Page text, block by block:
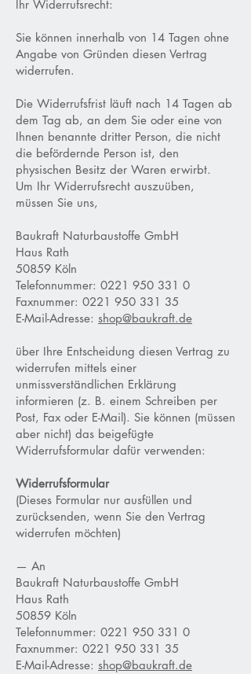
Ihr Widerrufsrecht:
Sie können innerhalb von 14 Tagen ohne
Angabe von Gründen diesen Vertrag
widerrufen.
Die Widerrufsfrist läuft nach 14 Tagen ab
dem Tag ab, an dem Sie oder eine von
Ihnen benannte dritter Person, die nicht
die befördernde Person ist, den
physischen Besitz der Waren erwirbt.
Um Ihr Widerrufsrecht auszuüben,
müssen Sie uns,
Baukraft Naturbaustoffe GmbH
Haus Rath
50859 Köln
Telefonnummer: 0221 950 331 0
Faxnummer: 0221 950 331 35
E-Mail-Adresse: shop@baukraft.de
über Ihre Entscheidung diesen Vertrag zu
widerrufen mittels einer
unmissverständlichen Erklärung
informieren (z. B. einem Schreiben per
Post, Fax oder E-Mail). Sie können (müssen
aber nicht) das beigefügte
Widerrufsformular dafür verwenden:
Widerrufsformular
(Dieses Formular nur ausfüllen und
zurücksenden, wenn Sie den Vertrag
widerrufen möchten)
— An
Baukraft Naturbaustoffe GmbH
Haus Rath
50859 Köln
Telefonnummer: 0221 950 331 0
Faxnummer: 0221 950 331 35
E-Mail-Adresse: shop@baukraft.de